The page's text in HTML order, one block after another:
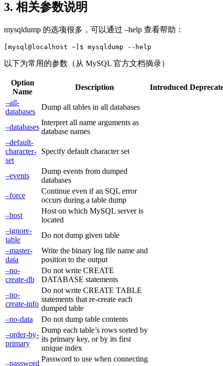
3. 相关参数说明
mysqldump 的选项很多，可以通过 –help 查看帮助：
以下为常用的参数（从 MySQL 官方文档摘录）
Option
Name
Description Introduced
–all-
databases
Dump all tables in all databases
–databases
Interpret all name arguments as
database names
–default-
character-
set
Specify default character set
–events
Dump events from dumped
databases
–force
Continue even if an SQL error
occurs during a table dump
–host
Host on which MySQL server is
located
–ignore-
table
Do not dump given table
–master-
data
Write the binary log file name and
position to the output
–no-
create-db
Do not write CREATE
DATABASE statements
–no-
create-info
Do not write CREATE TABLE
statements that re-create each
dumped table
–no-data
Do not dump table contents
–order-by-
primary
Dump each table’s rows sorted by
its primary key, or by its first
unique index
–password
Password to use when connecting